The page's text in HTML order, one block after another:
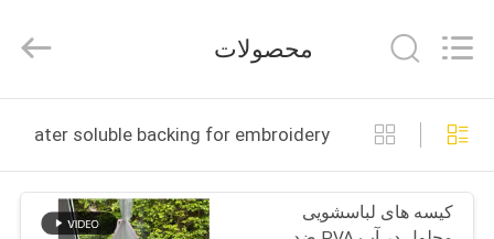
خونه
محصولات
Materials
Rights
محصولات
water soluble backing for embroidery ساخت آنلاین
کیسه های لباسشویی